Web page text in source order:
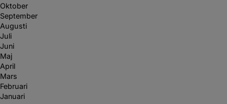
Oktober
September
Augusti
Juli
Juni
Maj
April
Mars
Februari
Januari